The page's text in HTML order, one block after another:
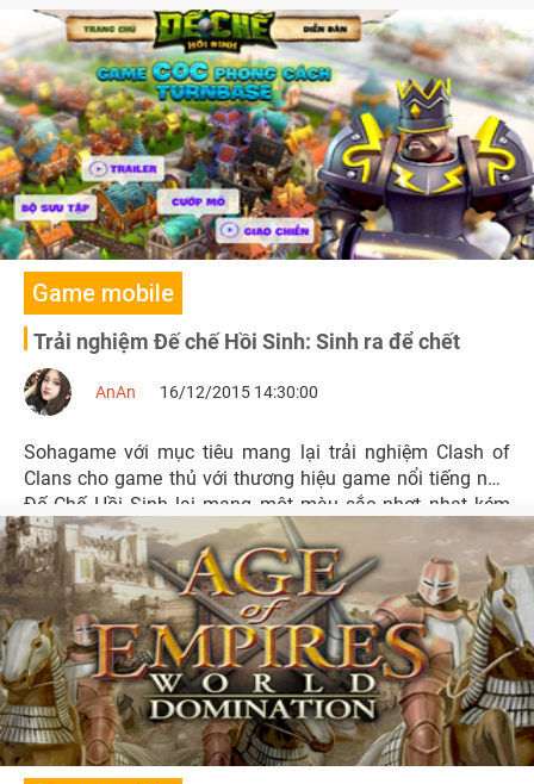
bảo vệ vương quốc khỏi sự xâm lược của kẻ thù
Game mobile
Trải nghiệm Đế chế Hồi Sinh: Sinh ra để chết
AnAn 16/12/2015 14:30:00
Sohagame với mục tiêu mang lại trải nghiệm Clash of
Clans cho game thủ với thương hiệu game nổi tiếng này,
Đế Chế Hồi Sinh lại mang một màu sắc nhợt nhạt kém
sắc khó để lại dấu nhấn